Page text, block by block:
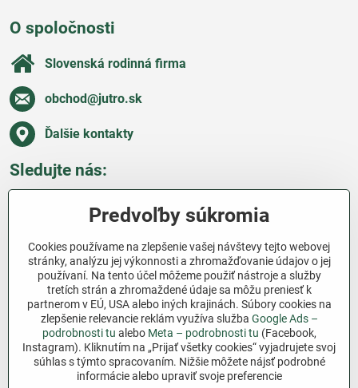
O spoločnosti
Slovenská rodinná firma
obchod​@jutro​.sk
Ďalšie kontakty
Sledujte nás:
Všetko o nákupe
Ďakujeme za podporu
Sme slovenský e-shop bez dotácií​. Fungujeme len
vďaka vám – ľuďom, ktorí veria v poctivú prácu a
lásku k pôde​. Každý nákup na Jutro​.sk nám pomáha
pokračovať v tom, čo má zmysel – pomáhať
záhradkárom zadarmo a srdcom​.
Predvoľby súkromia
Cookies používame na zlepšenie vašej návštevy tejto webovej
stránky, analýzu jej výkonnosti a zhromažďovanie údajov o jej
používaní. Na tento účel môžeme použiť nástroje a služby
tretích strán a zhromaždené údaje sa môžu preniesť k
partnerom v EÚ, USA alebo iných krajinách. Súbory cookies na
zlepšenie relevancie reklám využíva služba Google Ads –
podrobnosti tu alebo Meta – podrobnosti tu (Facebook,
Instagram). Kliknutím na „Prijať všetky cookies“ vyjadrujete svoj
súhlas s týmto spracovaním. Nižšie môžete nájsť podrobné
informácie alebo upraviť svoje preferencie